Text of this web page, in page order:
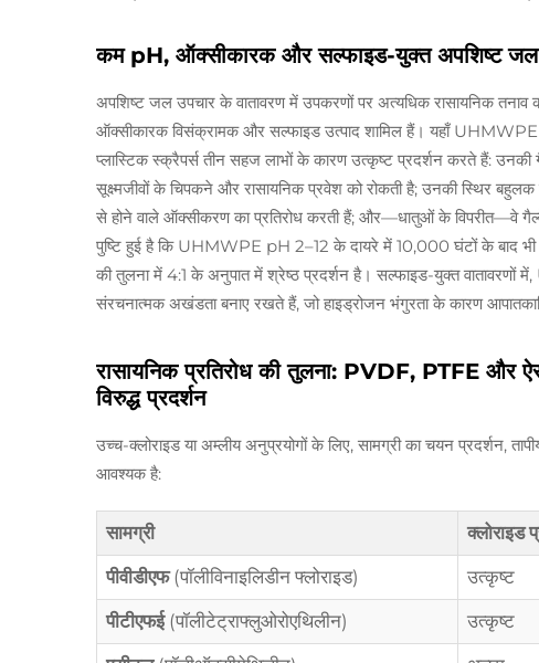
कम pH, ऑक्सीकारक और सल्फाइड-युक्त अपशिष्ट
अपशिष्ट जल उपचार के वातावरण में उपकरणों पर अत्यधिक रासायनिक
ऑक्सीकारक विसंक्रामक और सल्फाइड उत्पाद शामिल हैं। यहाँ UHMWPE
प्लास्टिक स्क्रैपर्स तीन सहज लाभों के कारण उत्कृष्ट प्रदर्शन करते हैं:
सूक्ष्मजीवों के चिपकने और रासायनिक प्रवेश को रोकती है; उनकी स्थिर
से होने वाले ऑक्सीकरण का प्रतिरोध करती हैं; और—धातुओं के विपरीत—वे
पुष्टि हुई है कि UHMWPE pH 2–12 के दायरे में 10,000 घंटों के बाद भी
की तुलना में 4:1 के अनुपात में श्रेष्ठ प्रदर्शन है। सल्फाइड-युक्त वातावरणों
संरचनात्मक अखंडता बनाए रखते हैं, जो हाइड्रोजन भंगुरता के कारण
रासायनिक प्रतिरोध की तुलना: PVDF, PTFE और
विरुद्ध प्रदर्शन
उच्च-क्लोराइड या अम्लीय अनुप्रयोगों के लिए, सामग्री का चयन प्रदर्शन,
आवश्यक है:
सामग्री क्लोराइड
पीवीडीएफ(पॉलीविनाइलिडीन फ्लोराइड) उत्कृष्ट
पीटीएफई (पॉलीटेट्राफ्लुओरोएथिलीन) उत्कृष्ट